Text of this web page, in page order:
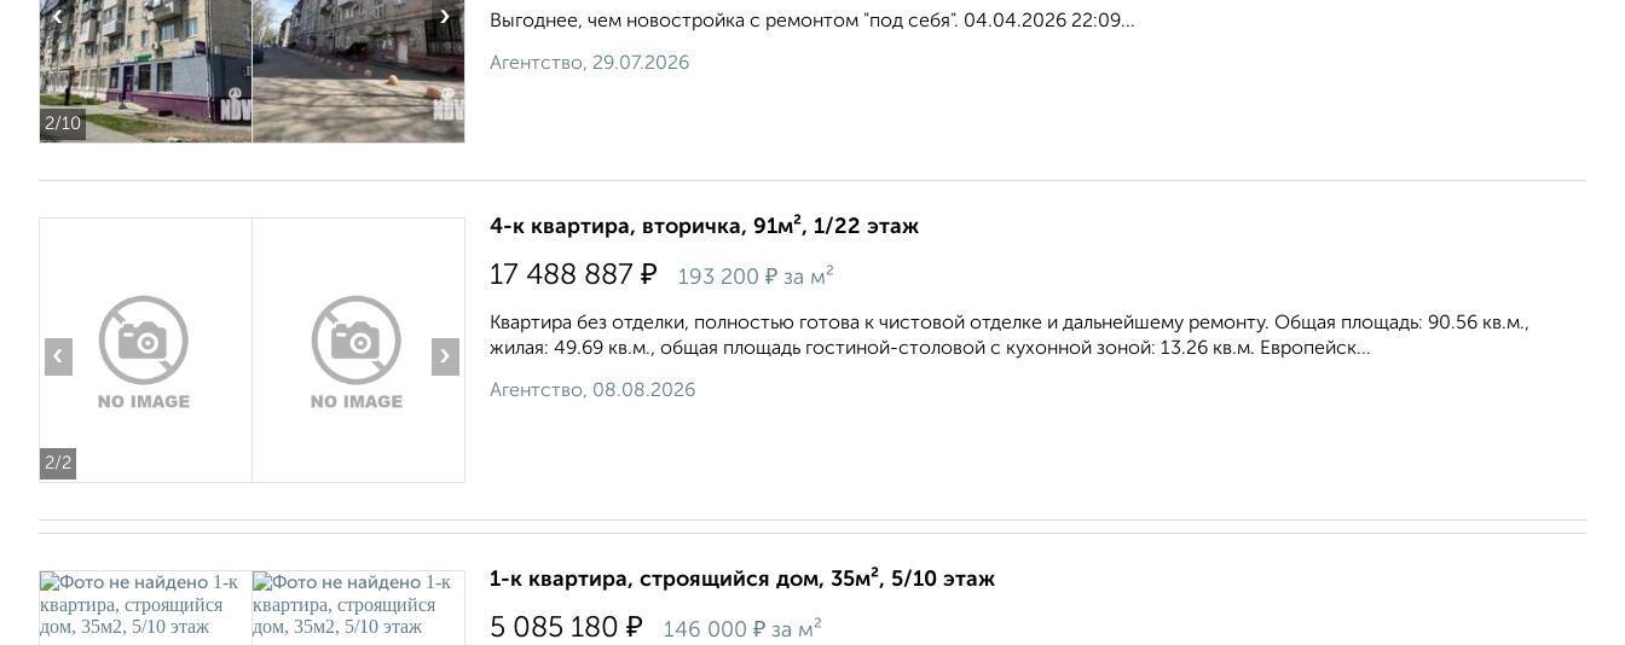
2/10
‹ › Выгоднее, чем новостройка с ремонтом "под себя". 04.04.2026 22:09...
Агентство, 29.07.2026
2/2
‹ ›
4-к квартира, вторичка, 91м², 1/22 этаж
17 488 887 ₽ 193 200 ₽ за м²
Квартира без отделки, полностью готова к чистовой отделке и дальнейшему ремонту. Общая площадь: 90.56 кв.м.,
жилая: 49.69 кв.м., общая площадь гостиной-столовой с кухонной зоной: 13.26 кв.м. Европейск...
Агентство, 08.08.2026
1-к квартира, строящийся дом, 35м², 5/10 этаж
5 085 180 ₽ 146 000 ₽ за м²